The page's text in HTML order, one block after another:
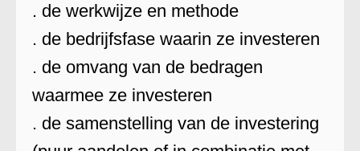
. de werkwijze en methode
. de bedrijfsfase waarin ze investeren
. de omvang van de bedragen
waarmee ze investeren
. de samenstelling van de investering